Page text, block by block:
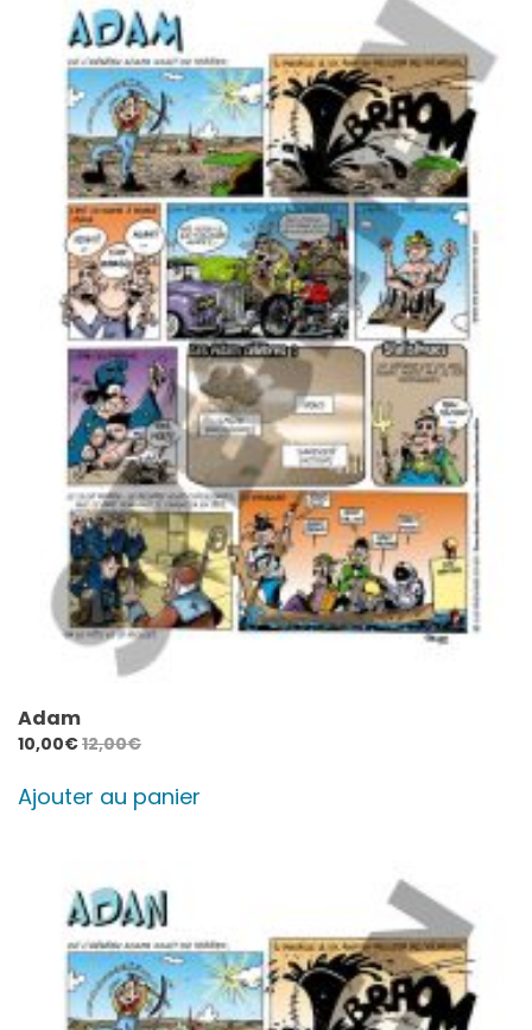
Adam
10,00€12,00€
Ajouter au panier